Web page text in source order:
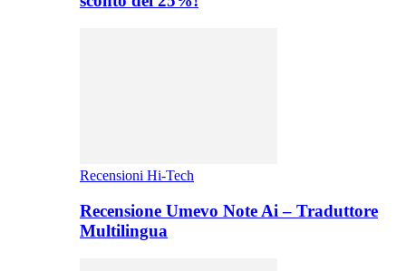
Recensioni Hi-Tech
Recensione Umevo Note Ai – Traduttore
Multilingua